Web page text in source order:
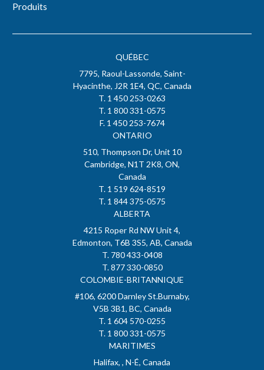
QUÉBEC
7795, Raoul-Lassonde, Saint-
Hyacinthe, J2R 1E4, QC, Canada
T. 1 450 253-0263
T. 1 800 331-0575
F. 1 450 253-7674
ONTARIO
510, Thompson Dr, Unit 10
Cambridge, N1T 2K8, ON,
Canada
T. 1 519 624-8519
T. 1 844 375-0575
ALBERTA
4215 Roper Rd NW Unit 4,
Edmonton, T6B 3S5, AB, Canada
T. 780 433-0408
T. 877 330-0850
COLOMBIE-BRITANNIQUE
#106, 6200 Darnley St.Burnaby,
V5B 3B1, BC, Canada
T. 1 604 570-0255
T. 1 800 331-0575
MARITIMES
Halifax, , N-É, Canada
Produits